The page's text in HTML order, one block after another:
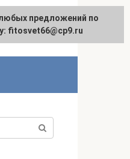
English
предложений по
fitosvet66@cp9.ru